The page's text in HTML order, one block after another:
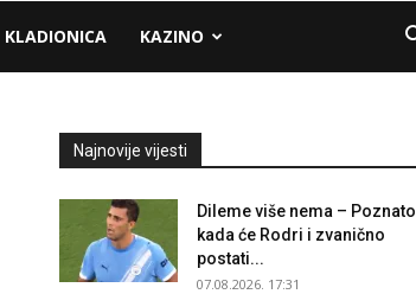
KLADIONICA KAZINO
Najnovije vijesti
Dileme više nema – Poznato
kada će Rodri i zvanično
postati...
07.08.2026. 17:31